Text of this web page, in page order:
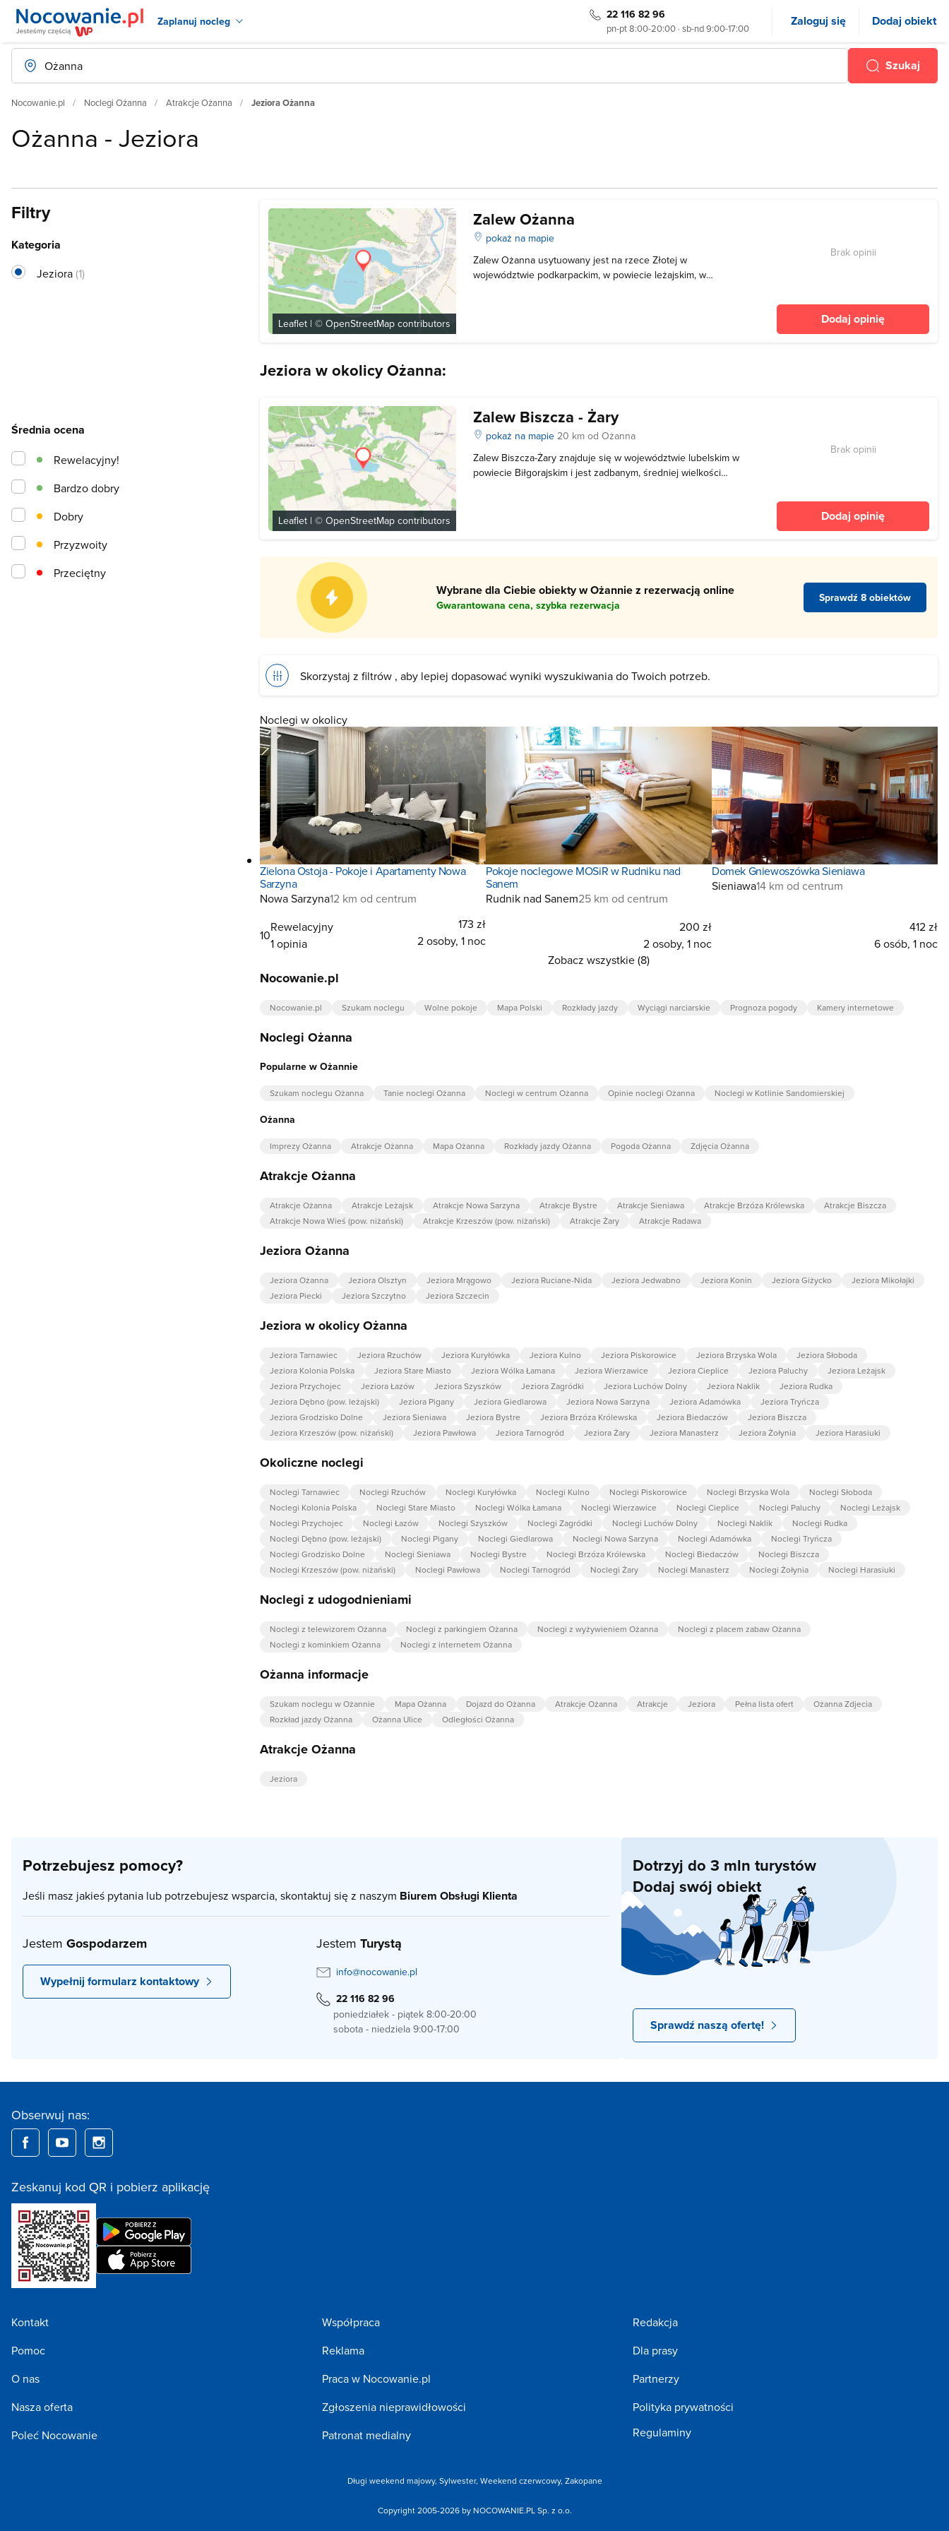
Zaplanuj nocleg 22 116 82 96
pn-pt 8:00-20:00 · sb-nd 9:00-17:00 Zaloguj się Dodaj obiekt
Szukaj
Nocowanie.pl Noclegi Ożanna Atrakcje Ożanna Jeziora Ożanna
Ożanna - Jeziora
Leaflet | ©OpenStreetMap contributors
Zalew Ożanna
pokaż na mapie
Zalew Ożanna usytuowany jest na rzece Złotej w
województwie podkarpackim, w powiecie leżajskim, w
Brak opinii
Dodaj opinię
Jeziora w okolicy Ożanna:
Leaflet | ©OpenStreetMap contributors
Zalew Biszcza - Żary
pokaż na mapie20 km od Ożanna
Zalew Biszcza-Żary znajduje się w województwie lubelskim w
powiecie Biłgorajskim i jest zadbanym, średniej wielkości
Brak opinii
Dodaj opinię
Wybrane dla Ciebie obiekty w Ożannie z rezerwacją online
Gwarantowana cena, szybka rezerwacja
Sprawdź 8 obiektów
Skorzystaj z filtrów , aby lepiej dopasować wyniki wyszukiwania do Twoich potrzeb.
Noclegi w okolicy
Zielona Ostoja - Pokoje i Apartamenty Nowa
Sarzyna
Nowa Sarzyna12 km od centrum
10
Rewelacyjny
1 opinia
173 zł
2 osoby, 1 noc
Pokoje noclegowe MOSiR w Rudniku nad
Sanem
Rudnik nad Sanem25 km od centrum
200 zł
2 osoby, 1 noc
Domek Gniewoszówka Sieniawa
Sieniawa14 km od centrum
412 zł
6 osób, 1 noc
Zobacz wszystkie (8)
Nocowanie.pl
Nocowanie.pl Szukam noclegu Wolne pokoje Mapa Polski Rozkłady jazdy Wyciągi narciarskie Prognoza pogody Kamery internetowe
Noclegi Ożanna
Popularne w Ożannie
Szukam noclegu Ożanna Tanie noclegi Ożanna Noclegi w centrum Ożanna Opinie noclegi Ożanna Noclegi w Kotlinie Sandomierskiej
Ożanna
Imprezy Ożanna Atrakcje Ożanna Mapa Ożanna Rozkłady jazdy Ożanna Pogoda Ożanna Zdjęcia Ożanna
Atrakcje Ożanna
Atrakcje Ożanna Atrakcje Leżajsk Atrakcje Nowa Sarzyna Atrakcje Bystre Atrakcje Sieniawa Atrakcje Brzóza Królewska
Atrakcje Biszcza
Atrakcje Nowa Wieś (pow. niżański)
Atrakcje Krzeszów (pow. niżański) Atrakcje Żary Atrakcje Radawa
Jeziora Ożanna
Jeziora Ożanna Jeziora Olsztyn Jeziora Mrągowo Jeziora Ruciane-Nida Jeziora Jedwabno Jeziora Konin Jeziora Giżycko
Jeziora Mikołajki
Jeziora Piecki
Jeziora Szczytno Jeziora Szczecin
Jeziora w okolicy Ożanna
Jeziora Tarnawiec Jeziora Rzuchów Jeziora Kuryłówka Jeziora Kulno Jeziora Piskorowice Jeziora Brzyska Wola
Jeziora Słoboda
Jeziora Kolonia Polska
Jeziora Stare Miasto Jeziora Wólka Łamana Jeziora Wierzawice Jeziora Cieplice Jeziora Paluchy
Jeziora Leżajsk
Jeziora Przychojec
Jeziora Łazów Jeziora Szyszków Jeziora Zagródki Jeziora Luchów Dolny Jeziora Naklik
Jeziora Rudka
Jeziora Dębno (pow. leżajski)
Jeziora Pigany Jeziora Giedlarowa Jeziora Nowa Sarzyna Jeziora Adamówka
Jeziora Tryńcza
Jeziora Grodzisko Dolne
Jeziora Sieniawa Jeziora Bystre Jeziora Brzóza Królewska Jeziora Biedaczów
Jeziora Biszcza
Jeziora Krzeszów (pow. niżański)
Jeziora Pawłowa Jeziora Tarnogród Jeziora Żary Jeziora Manasterz Jeziora Żołynia Jeziora Harasiuki
Okoliczne noclegi
Noclegi Tarnawiec Noclegi Rzuchów Noclegi Kuryłówka Noclegi Kulno Noclegi Piskorowice Noclegi Brzyska Wola
Noclegi Słoboda
Noclegi Kolonia Polska
Noclegi Stare Miasto Noclegi Wólka Łamana Noclegi Wierzawice Noclegi Cieplice Noclegi Paluchy
Noclegi Leżajsk
Noclegi Przychojec
Noclegi Łazów Noclegi Szyszków Noclegi Zagródki Noclegi Luchów Dolny Noclegi Naklik
Noclegi Rudka
Noclegi Dębno (pow. leżajski)
Noclegi Pigany Noclegi Giedlarowa Noclegi Nowa Sarzyna Noclegi Adamówka
Noclegi Tryńcza
Noclegi Grodzisko Dolne
Noclegi Sieniawa Noclegi Bystre Noclegi Brzóza Królewska Noclegi Biedaczów
Noclegi Biszcza
Noclegi Krzeszów (pow. niżański)
Noclegi Pawłowa Noclegi Tarnogród Noclegi Żary Noclegi Manasterz Noclegi Żołynia Noclegi Harasiuki
Noclegi z udogodnieniami
Noclegi z telewizorem Ożanna Noclegi z parkingiem Ożanna Noclegi z wyżywieniem Ożanna
Noclegi z placem zabaw Ożanna
Noclegi z kominkiem Ożanna
Noclegi z internetem Ożanna
Ożanna informacje
Szukam noclegu w Ożannie Mapa Ożanna Dojazd do Ożanna Atrakcje Ożanna Atrakcje Jeziora Pełna lista ofert
Ożanna Zdjecia
Rozkład jazdy Ożanna
Ożanna Ulice Odległości Ożanna
Atrakcje Ożanna
Jeziora
Filtry
Kategoria
Jeziora(1)
Średnia ocena
Przeciętny
Przyzwoity
Dobry
Bardzo dobry
Rewelacyjny!
Potrzebujesz pomocy?
Jeśli masz jakieś pytania lub potrzebujesz wsparcia, skontaktuj się z naszym Biurem Obsługi Klienta
Jestem Gospodarzem
Wypełnij formularz kontaktowy
Jestem Turystą
info@nocowanie.pl
22 116 82 96
poniedziałek - piątek 8:00-20:00
sobota - niedziela 9:00-17:00
Dotrzyj do 3 mln turystów
Dodaj swój obiekt
Sprawdź naszą ofertę!
Obserwuj nas:
Zeskanuj kod QR i pobierz aplikację
Kontakt
Pomoc
O nas
Nasza oferta
Poleć Nocowanie
Współpraca
Reklama
Praca w Nocowanie.pl
Zgłoszenia nieprawidłowości
Patronat medialny
Redakcja
Dla prasy
Partnerzy
Polityka prywatności
Regulaminy
Długi weekend majowy, Sylwester, Weekend czerwcowy, Zakopane
Copyright 2005-2026 by NOCOWANIE.PL Sp. z o.o.